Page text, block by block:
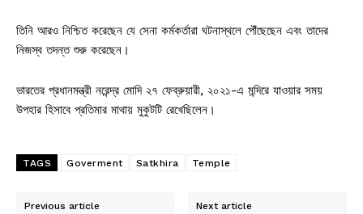
তিনি আরও নিশ্চিত করেছেন যে সেনা কর্মকর্তারা ঘটনাস্থলে পৌঁছেছেন এবং তাদের
নিজস্ব তদন্ত শুরু করেছেন।
ভারতের প্রধানমন্ত্রী নরেন্দ্র মোদি ২৭ ফেব্রুয়ারী, ২০২১-এ মন্দিরে যাওয়ার সময়
উপহার হিসাবে প্রতিমার মাথায় মুকুটটি রেখেছিলেন।
TAGS Goverment Satkhira Temple
Previous article Next article